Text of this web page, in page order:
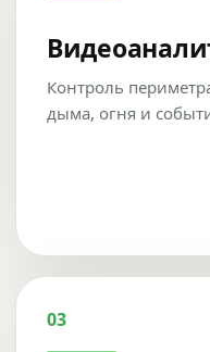
Контроль
дыма, огня и
03